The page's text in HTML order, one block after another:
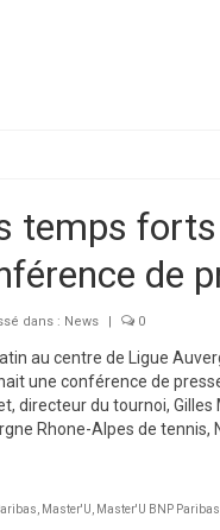
temps
de
dans : News 0
au centre de Ligue
une conférence de
directeur du tournoi,
Rhone-Alpes de tennis,
, Master'U, Master'U BNP Paribas